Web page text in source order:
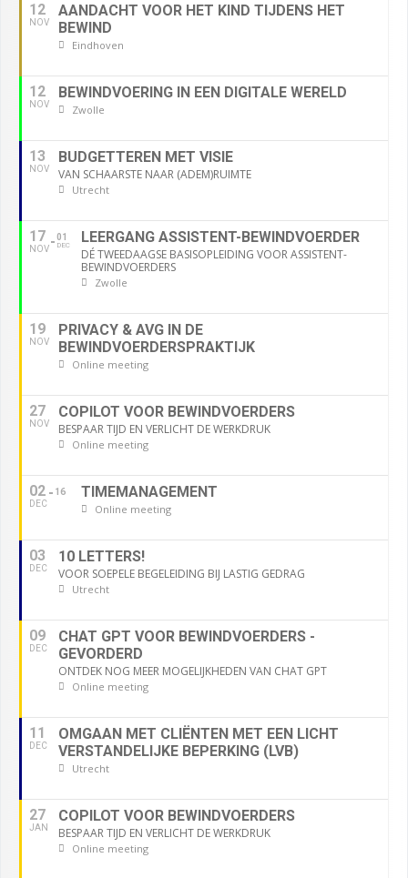
12
NOV
AANDACHT VOOR HET KIND TIJDENS HET
BEWIND
Eindhoven
12
NOV
BEWINDVOERING IN EEN DIGITALE WERELD
Zwolle
13
NOV
BUDGETTEREN MET VISIE
VAN SCHAARSTE NAAR (ADEM)RUIMTE
Utrecht
17
NOV
01
DEC LEERGANG ASSISTENT-BEWINDVOERDER
DÉ TWEEDAAGSE BASISOPLEIDING VOOR ASSISTENT-
BEWINDVOERDERS
Zwolle
19
NOV
PRIVACY & AVG IN DE
BEWINDVOERDERSPRAKTIJK
Online meeting
27
NOV
COPILOT VOOR BEWINDVOERDERS
BESPAAR TIJD EN VERLICHT DE WERKDRUK
Online meeting
02
DEC
16 TIMEMANAGEMENT
Online meeting
03
DEC
10 LETTERS!
VOOR SOEPELE BEGELEIDING BIJ LASTIG GEDRAG
Utrecht
09
DEC
CHAT GPT VOOR BEWINDVOERDERS -
GEVORDERD
ONTDEK NOG MEER MOGELIJKHEDEN VAN CHAT GPT
Online meeting
11
DEC
OMGAAN MET CLIËNTEN MET EEN LICHT
VERSTANDELIJKE BEPERKING (LVB)
Utrecht
27
JAN
COPILOT VOOR BEWINDVOERDERS
BESPAAR TIJD EN VERLICHT DE WERKDRUK
Online meeting